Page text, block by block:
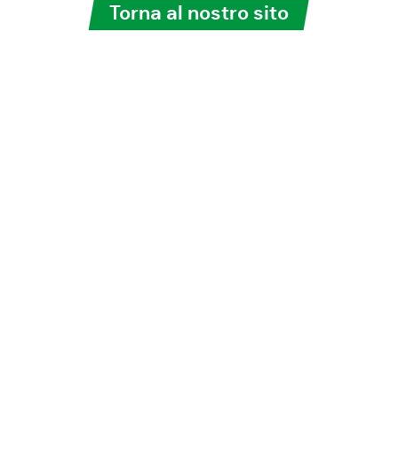
Torna al nostro sito